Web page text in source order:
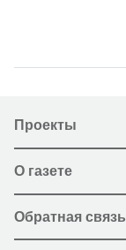
Проекты
О газете
Обратная связь